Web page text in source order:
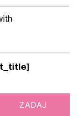
ZADAJ